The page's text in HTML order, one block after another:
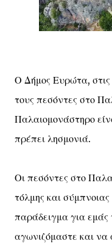
Ο Δήμος Ευρώτα, στις
τους πεσόντες στο
Παλαιομονάστηρο
πρέπει λησμονιά.
Οι πεσόντες στο
τόλμης και
παράδειγμα για
αγωνιζόμαστε και να